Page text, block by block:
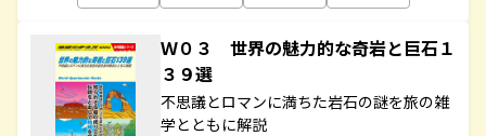
Ｗ０３ 世界の魅力的な奇岩と巨石１
３９選
不思議とロマンに満ちた岩石の謎を旅の雑
学とともに解説